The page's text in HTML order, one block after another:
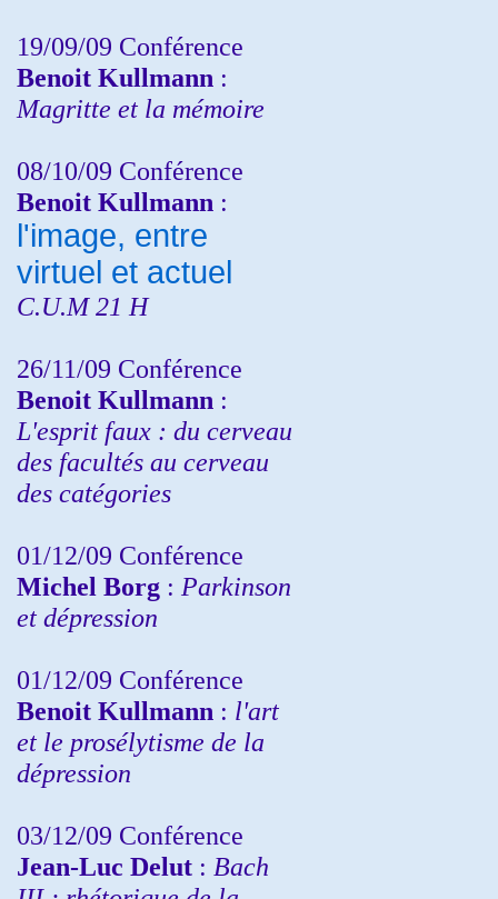
19/09/09 Conférence
Benoit Kullmann :
Magritte et la mémoire
08/10/09 Conférence
Benoit Kullmann :
l'image, entre
virtuel et actuel
C.U.M 21 H
26/11/09 Conférence
Benoit Kullmann :
L'esprit faux : du cerveau
des facultés au cerveau
des catégories
01/12/09 Conférence
Michel Borg : Parkinson
et dépression
01/12/09 Conférence
Benoit Kullmann : l'art
et le prosélytisme de la
dépression
03/12/09 Conférence
Jean-Luc Delut : Bach